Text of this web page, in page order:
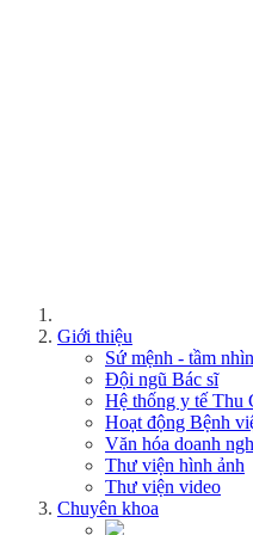
Giới thiệu
Sứ mệnh - tầm nhìn
Đội ngũ Bác sĩ
Hệ thống y tế Thu
Hoạt động Bệnh
Văn hóa doanh
Thư viện hình ảnh
Thư viện video
Chuyên khoa